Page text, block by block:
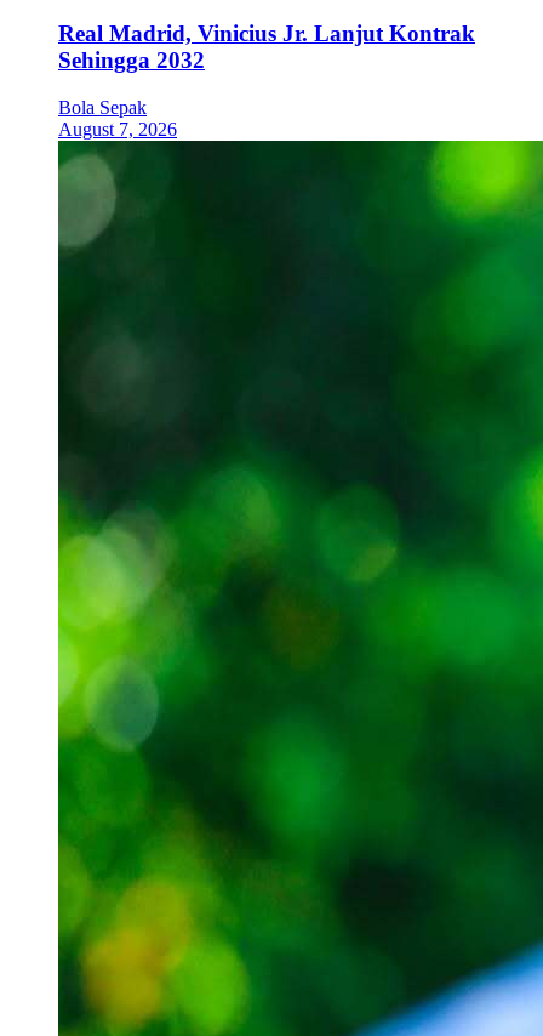
Real Madrid, Vinicius Jr. Lanjut Kontrak
Sehingga 2032
Bola Sepak
August 7, 2026